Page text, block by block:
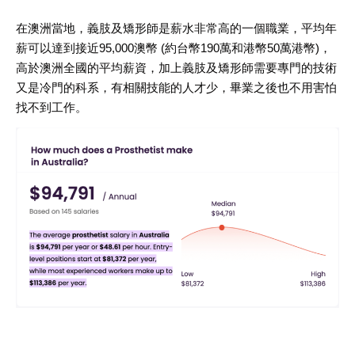
在澳洲當地，義肢及矯形師是薪水非常高的一個職業，平均年
薪可以達到接近95,000澳幣 (約台幣190萬和港幣50萬港幣)，
高於澳洲全國的平均薪資，加上義肢及矯形師需要專門的技術
又是冷門的科系，有相關技能的人才少，畢業之後也不用害怕
找不到工作。